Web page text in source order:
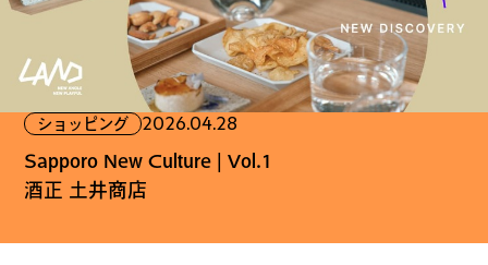
アート＆イベント ホビー
ショッピング 2026.04.28
Sapporo New Culture | Vol.1
酒正 土井商店